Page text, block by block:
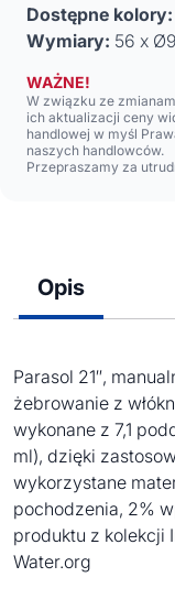
Dostępne kolory:
Wymiary: 56 x
WAŻNE!
W związku ze
ich aktualizacji ceny
handlowej w myśl
naszych handlowców.
Przepraszamy za
Opis
Parasol 21″,
żebrowanie z
wykonane z 7,1
ml), dzięki
wykorzystane
pochodzenia, 2%
produktu z kolekcji
Water.org